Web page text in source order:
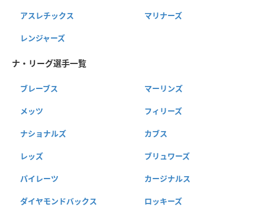
アスレチックス マリナーズ
レンジャーズ
ナ・リーグ選手一覧
ブレーブス マーリンズ
メッツ フィリーズ
ナショナルズ カブス
レッズ ブリュワーズ
パイレーツ カージナルス
ダイヤモンドバックス ロッキーズ